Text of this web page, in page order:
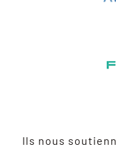
Ils nous